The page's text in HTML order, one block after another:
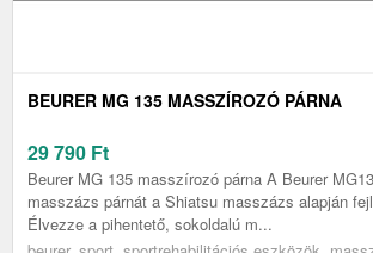
BEURER MG 135 MASSZÍROZÓ PÁRNA
29 790 Ft
Beurer MG 135 masszírozó párna A Beurer
masszázs párnát a Shiatsu masszázs alapján
Élvezze a pihentető, sokoldalú m...